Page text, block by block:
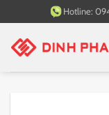
qua
nội
Hotline: